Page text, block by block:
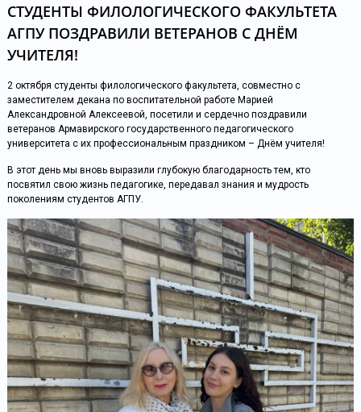
СТУДЕНТЫ ФИЛОЛОГИЧЕСКОГО ФАКУЛЬТЕТА
АГПУ ПОЗДРАВИЛИ ВЕТЕРАНОВ С ДНЁМ
УЧИТЕЛЯ!
2 октября студенты филологического факультета, совместно с
заместителем декана по воспитательной работе Марией
Александровной Алексеевой, посетили и сердечно поздравили
ветеранов Армавирского государственного педагогического
университета с их профессиональным праздником – Днём учителя!
В этот день мы вновь выразили глубокую благодарность тем, кто
посвятил свою жизнь педагогике, передавал знания и мудрость
поколениям студентов АГПУ.